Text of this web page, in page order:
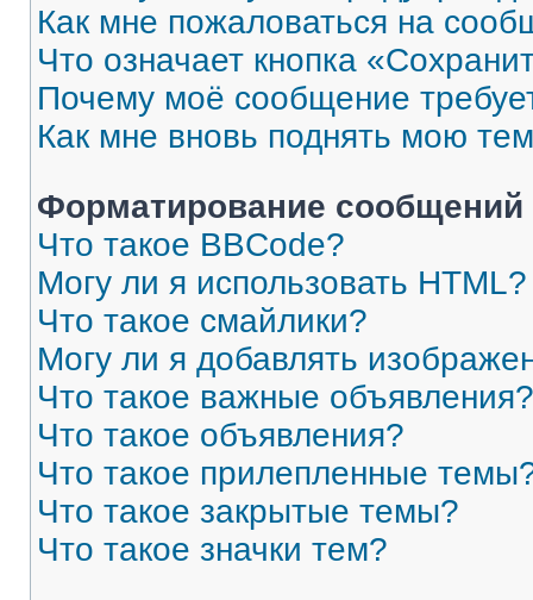
Как мне пожаловаться на
Что означает кнопка
Почему моё сообщение
Как мне вновь поднять мою
Форматирование
Что такое BBCode?
Могу ли я использовать HTML?
Что такое смайлики?
Могу ли я добавлять
Что такое важные объявления?
Что такое объявления?
Что такое прилепленные
Что такое закрытые темы?
Что такое значки тем?